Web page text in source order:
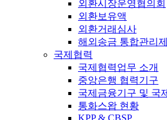
외환시장운영협의회
외환보유액
외환거래심사
해외송금 통합관리
국제협력
국제협력업무 소개
중앙은행 협력기구
국제금융기구 및 국
통화스왑 현황
KPP & CBSP